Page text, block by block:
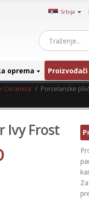
Srbija |
oprema Proizvođači
Ceramica Porcelanske
Ivy Frost